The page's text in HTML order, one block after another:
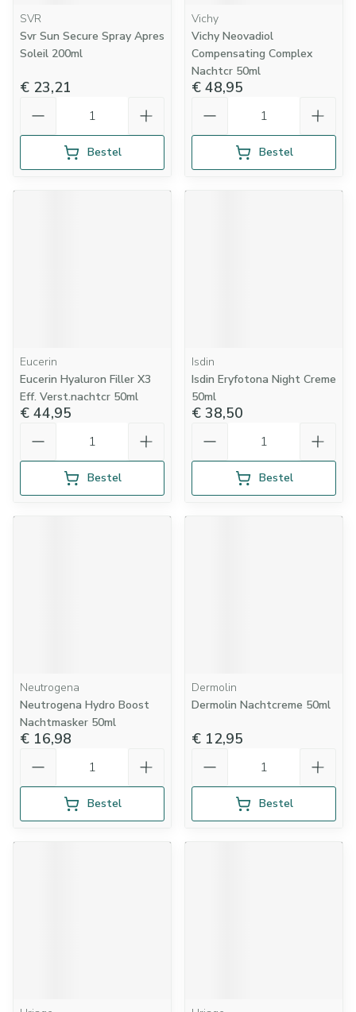
SVR
Svr Sun Secure Spray Apres
Soleil 200ml
€ 23,21
Bestel
Vichy
Vichy Neovadiol
Compensating Complex
Nachtcr 50ml
€ 48,95
Bestel
Eucerin
Eucerin Hyaluron Filler X3
Eff. Verst.nachtcr 50ml
€ 44,95
Bestel
Isdin
Isdin Eryfotona Night Creme
50ml
€ 38,50
Bestel
Neutrogena
Neutrogena Hydro Boost
Nachtmasker 50ml
€ 16,98
Bestel
Dermolin
Dermolin Nachtcreme 50ml
€ 12,95
Bestel